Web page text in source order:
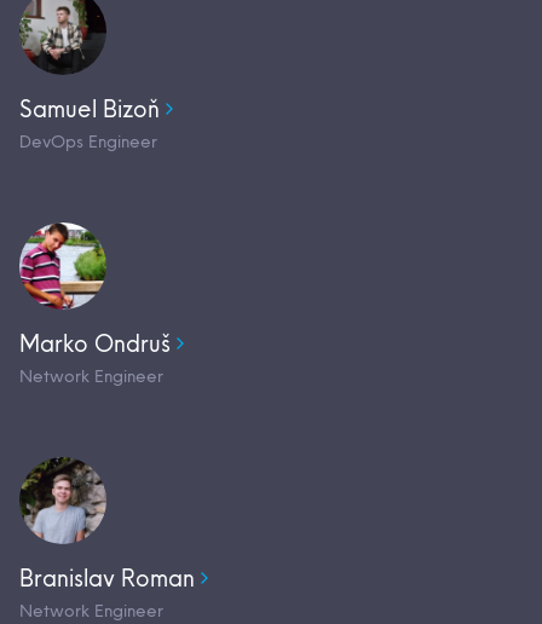
Samuel Bizoň
DevOps Engineer
Marko Ondruš
Network Engineer
Branislav Roman
Network Engineer